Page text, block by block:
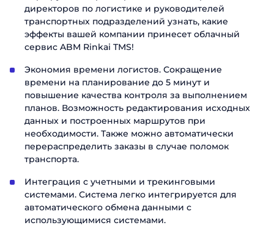
директоров по логистике и руководителей
транспортных подразделений узнать, какие
эффекты вашей компании принесет облачный
сервис ABM Rinkai TMS!
Экономия времени логистов. Сокращение
времени на планирование до 5 минут и
повышение качества контроля за выполнением
планов. Возможность редактирования исходных
данных и построенных маршрутов при
необходимости. Также можно автоматически
перераспределить заказы в случае поломок
транспорта.
Интеграция с учетными и трекинговыми
системами. Система легко интегрируется для
автоматического обмена данными с
использующимися системами.
Заполните форму, чтобы узнать
больше о продуктах ABM Cloud
Имя
Фамилия
Телефон
Должность
Название компании
Спасибо за обращение.
Мы ценим, что вы заинтересовались
именно нашими продуктами. Один из
наших сотрудников свяжется с вами в
ближайшее время. Хорошего дня!
Заказать звонок
Поговорите с нашим экспертом уже
сегодня
Имя
Телефон
Отправить
Спасибо за обращение.
Мы ценим, что вы заинтересовались
именно нашими продуктами. Один из
наших сотрудников свяжется с вами в
ближайшее время. Хорошего дня!
Спасибо за обращение.
Мы ценим, что вы заинтересовались
именно нашими продуктами. Один из
наших сотрудников свяжется с вами в
ближайшее время. Хорошего дня!